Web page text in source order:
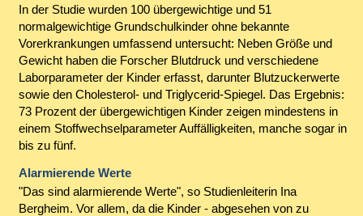
In der Studie wurden 100 übergewichtige und 51
normalgewichtige Grundschulkinder ohne bekannte
Vorerkrankungen umfassend untersucht: Neben Größe und
Gewicht haben die Forscher Blutdruck und verschiedene
Laborparameter der Kinder erfasst, darunter Blutzuckerwerte
sowie den Cholesterol- und Triglycerid-Spiegel. Das Ergebnis:
73 Prozent der übergewichtigen Kinder zeigen mindestens in
einem Stoffwechselparameter Auffälligkeiten, manche sogar in
bis zu fünf.
Alarmierende Werte
"Das sind alarmierende Werte", so Studienleiterin Ina
Bergheim. Vor allem, da die Kinder - abgesehen von zu